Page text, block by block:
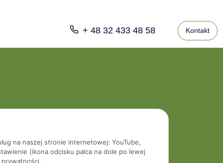
na naszej stronie internetowej: YouTube,
(ikona odcisku palca na dole po lewej
prywatności.
+ 48 32 433 48 58 Kontakt